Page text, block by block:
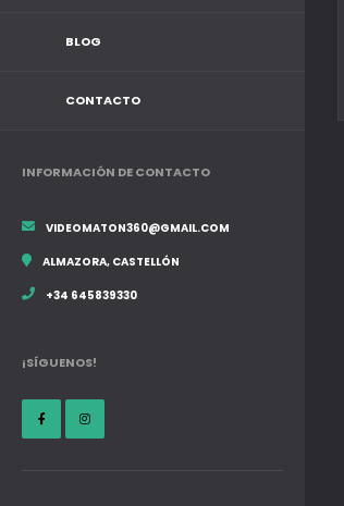
BLOG
CONTACTO
INFORMACIÓN DE CONTACTO
VIDEOMATON360@GMAIL.COM
ALMAZORA, CASTELLÓN
+34 645839330
¡SÍGUENOS!